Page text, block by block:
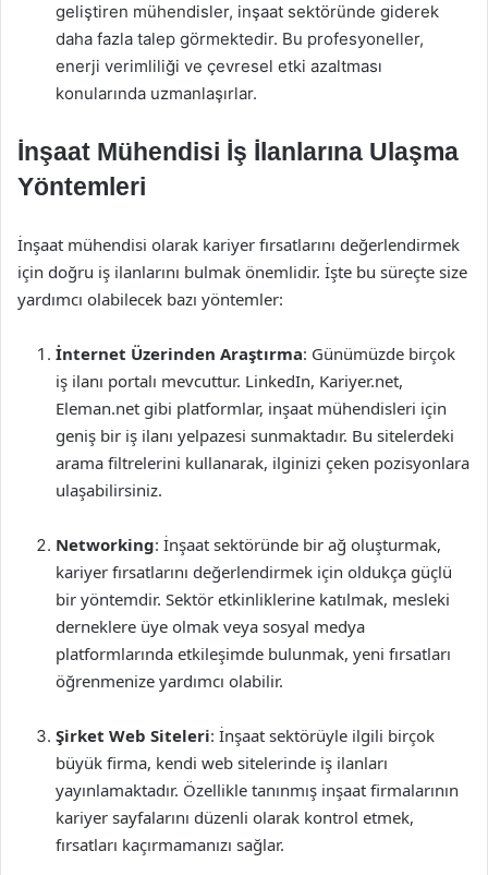
geliştiren mühendisler, inşaat sektöründe giderek
daha fazla talep görmektedir. Bu profesyoneller,
enerji verimliliği ve çevresel etki azaltması
konularında uzmanlaşırlar.
İnşaat Mühendisi İş İlanlarına Ulaşma
Yöntemleri
İnşaat mühendisi olarak kariyer fırsatlarını değerlendirmek
için doğru iş ilanlarını bulmak önemlidir. İşte bu süreçte size
yardımcı olabilecek bazı yöntemler:
İnternet Üzerinden Araştırma: Günümüzde birçok
iş ilanı portalı mevcuttur. LinkedIn, Kariyer.net,
Eleman.net gibi platformlar, inşaat mühendisleri için
geniş bir iş ilanı yelpazesi sunmaktadır. Bu sitelerdeki
arama filtrelerini kullanarak, ilginizi çeken pozisyonlara
ulaşabilirsiniz.
Networking: İnşaat sektöründe bir ağ oluşturmak,
kariyer fırsatlarını değerlendirmek için oldukça güçlü
bir yöntemdir. Sektör etkinliklerine katılmak, mesleki
derneklere üye olmak veya sosyal medya
platformlarında etkileşimde bulunmak, yeni fırsatları
öğrenmenize yardımcı olabilir.
Şirket Web Siteleri: İnşaat sektörüyle ilgili birçok
büyük firma, kendi web sitelerinde iş ilanları
yayınlamaktadır. Özellikle tanınmış inşaat firmalarının
kariyer sayfalarını düzenli olarak kontrol etmek,
fırsatları kaçırmamanızı sağlar.